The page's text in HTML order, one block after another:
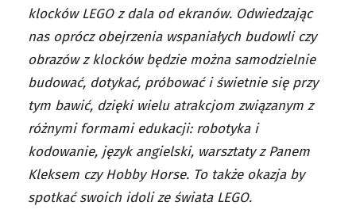
klocków LEGO z dala od ekranów. Odwiedzając
nas oprócz obejrzenia wspaniałych budowli czy
obrazów z klocków będzie można samodzielnie
budować, dotykać, próbować i świetnie się przy
tym bawić, dzięki wielu atrakcjom związanym z
różnymi formami edukacji: robotyka i
kodowanie, język angielski, warsztaty z Panem
Kleksem czy Hobby Horse. To także okazja by
spotkać swoich idoli ze świata LEGO.